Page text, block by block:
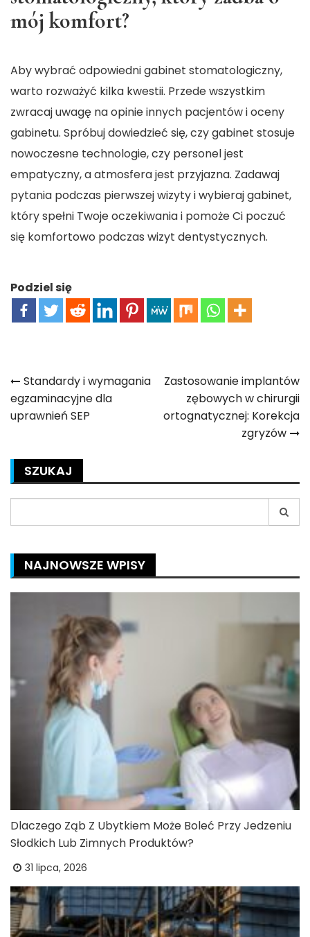
mój komfort?
Aby wybrać odpowiedni gabinet stomatologiczny,
warto rozważyć kilka kwestii. Przede wszystkim
zwracaj uwagę na opinie innych pacjentów i oceny
gabinetu. Spróbuj dowiedzieć się, czy gabinet stosuje
nowoczesne technologie, czy personel jest
empatyczny, a atmosfera jest przyjazna. Zadawaj
pytania podczas pierwszej wizyty i wybieraj gabinet,
który spełni Twoje oczekiwania i pomoże Ci poczuć
się komfortowo podczas wizyt dentystycznych.
Podziel się
Nawigacja
wpisu
Standardy i wymagania
egzaminacyjne dla
uprawnień SEP
Zastosowanie implantów
zębowych w chirurgii
ortognatycznej: Korekcja
zgryzów
SZUKAJ
for:
NAJNOWSZE WPISY
Dlaczego Ząb Z Ubytkiem Może Boleć Przy Jedzeniu
Słodkich Lub Zimnych Produktów?
31 lipca, 2026